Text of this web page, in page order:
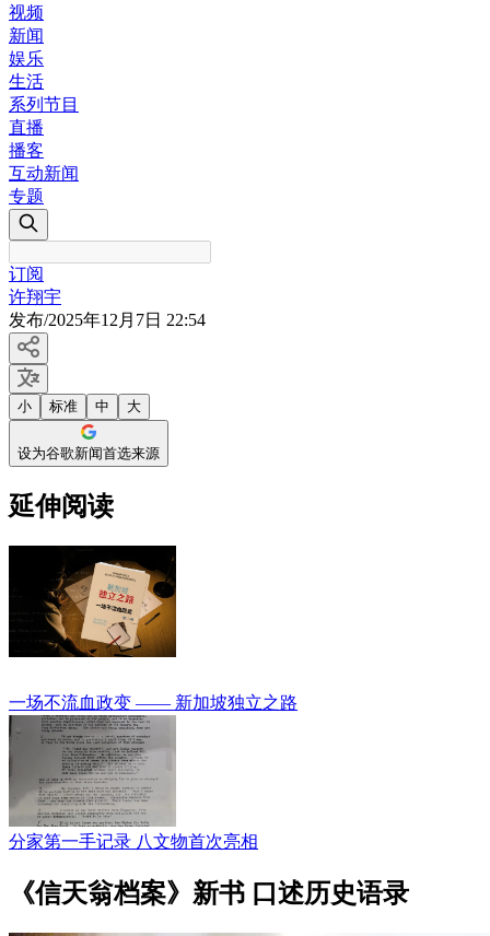
视频
新闻
娱乐
生活
系列节目
直播
播客
互动新闻
专题
订阅
许翔宇
发布/2025年12月7日 22:54
小 标准 中 大
设为谷歌新闻首选来源
延伸阅读
一场不流血政变 —— 新加坡独立之路
分家第一手记录 八文物首次亮相
《信天翁档案》新书 口述历史语录